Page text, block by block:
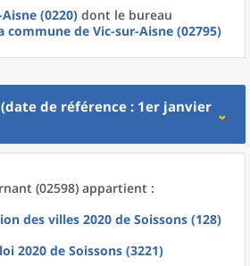
(0220) dont le bureau
commune de Vic-sur-Aisne (02795)
(date de référence : 1er janvier
(02598) appartient :
des villes 2020 de Soissons (128)
2020 de Soissons (3221)